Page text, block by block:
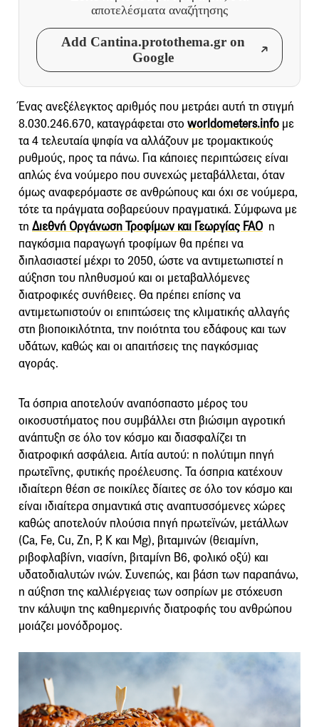
αποτελέσματα αναζήτησης
Add Cantina.protothema.gr on
Google
Ένας ανεξέλεγκτος αριθμός που μετράει αυτή τη στιγμή
8.030.246.670, καταγράφεται στο worldometers.info με
τα 4 τελευταία ψηφία να αλλάζουν με τρομακτικούς
ρυθμούς, προς τα πάνω. Για κάποιες περιπτώσεις είναι
απλώς ένα νούμερο που συνεχώς μεταβάλλεται, όταν
όμως αναφερόμαστε σε ανθρώπους και όχι σε νούμερα,
τότε τα πράγματα σοβαρεύουν πραγματικά. Σύμφωνα με
τη Διεθνή Οργάνωση Τροφίμων και Γεωργίας FAOη
παγκόσμια παραγωγή τροφίμων θα πρέπει να
διπλασιαστεί μέχρι το 2050, ώστε να αντιμετωπιστεί η
αύξηση του πληθυσμού και οι μεταβαλλόμενες
διατροφικές συνήθειες. Θα πρέπει επίσης να
αντιμετωπιστούν οι επιπτώσεις της κλιματικής αλλαγής
στη βιοποικιλότητα, την ποιότητα του εδάφους και των
υδάτων, καθώς και οι απαιτήσεις της παγκόσμιας
αγοράς.
Τα όσπρια αποτελούν αναπόσπαστο μέρος του
οικοσυστήματος που συμβάλλει στη βιώσιμη αγροτική
ανάπτυξη σε όλο τον κόσμο και διασφαλίζει τη
διατροφική ασφάλεια. Αιτία αυτού: η πολύτιμη πηγή
πρωτεΐνης, φυτικής προέλευσης. Τα όσπρια κατέχουν
ιδιαίτερη θέση σε ποικίλες δίαιτες σε όλο τον κόσμο και
είναι ιδιαίτερα σημαντικά στις αναπτυσσόμενες χώρες
καθώς αποτελούν πλούσια πηγή πρωτεϊνών, μετάλλων
(Ca, Fe, Cu, Zn, P, K και Mg), βιταμινών (θειαμίνη,
ριβοφλαβίνη, νιασίνη, βιταμίνη Β6, φολικό οξύ) και
υδατοδιαλυτών ινών. Συνεπώς, και βάση των παραπάνω,
η αύξηση της καλλιέργειας των οσπρίων με στόχευση
την κάλυψη της καθημερινής διατροφής του ανθρώπου
μοιάζει μονόδρομος.